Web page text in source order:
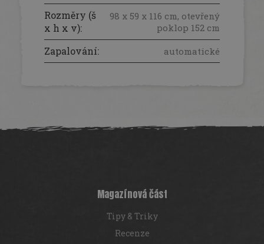
Rozměry (š
x h x v):
98 x 59 x 116 cm, otevřený
poklop 152 cm
Zapalování: automatické
Magazínová část
Tipy & Triky
Recenze